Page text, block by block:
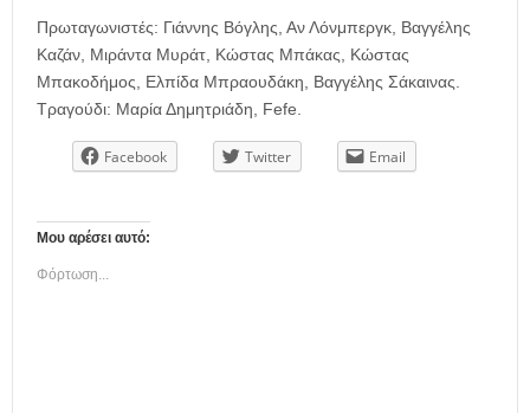
Πρωταγωνιστές: Γιάννης Βόγλης, Αν Λόνμπεργκ, Βαγγέλης
Καζάν, Μιράντα Μυράτ, Κώστας Μπάκας, Κώστας
Μπακοδήμος, Ελπίδα Μπραουδάκη, Βαγγέλης Σάκαινας.
Τραγούδι: Μαρία Δημητριάδη, Fefe.
Facebook Twitter Email
Μου αρέσει αυτό:
Φόρτωση...